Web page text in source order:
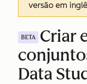
versão em
BETA
Criar
Data